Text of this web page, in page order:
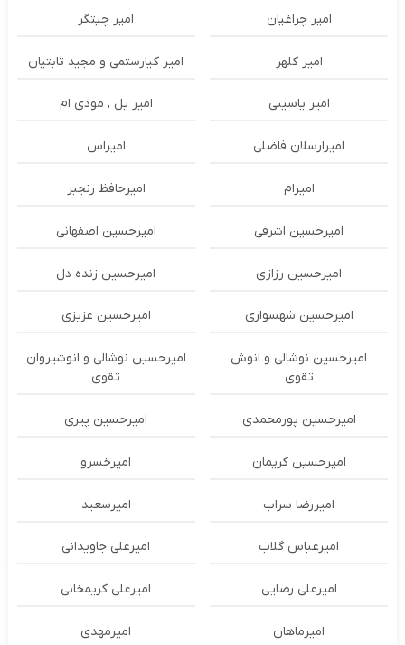
امیر چراغیان امیر چیتگر
امیر کلهر امیر کیارستمی و مجید ثابتیان
امیر یاسینی امیر یل , مودی ام
امیرارسلان فاضلی امیراس
امیرام امیرحافظ رنجبر
امیرحسین اشرفی امیرحسین اصفهانی
امیرحسین رزازی امیرحسین زنده دل
امیرحسین شهسواری امیرحسین عزیزی
امیرحسین نوشالی و انوش
تقوی
امیرحسین نوشالی و انوشیروان
تقوی
امیرحسین پورمحمدی امیرحسین پیری
امیرحسین کریمان امیرخسرو
امیررضا سراب امیرسعید
امیرعباس گلاب امیرعلی جاویدانی
امیرعلی رضایی امیرعلی کریمخانی
امیرماهان امیرمهدی